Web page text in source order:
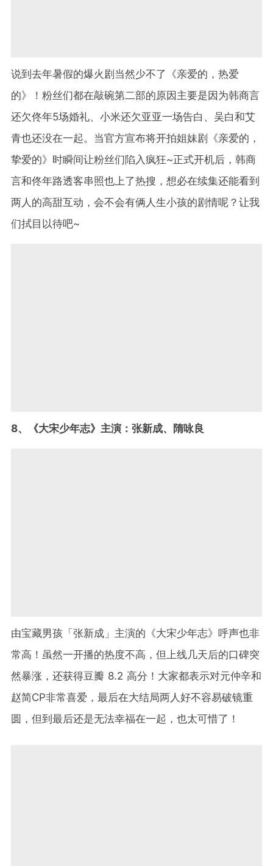
说到去年暑假的爆火剧当然少不了《亲爱的，热爱
的》！粉丝们都在敲碗第二部的原因主要是因为韩商言
还欠佟年5场婚礼、小米还欠亚亚一场告白、吴白和艾
青也还没在一起。当官方宣布将开拍姐妹剧《亲爱的，
挚爱的》时瞬间让粉丝们陷入疯狂~正式开机后，韩商
言和佟年路透客串照也上了热搜，想必在续集还能看到
两人的高甜互动，会不会有俩人生小孩的剧情呢？让我
们拭目以待吧~
8、《大宋少年志》主演：张新成、隋咏良
由宝藏男孩「张新成」主演的《大宋少年志》呼声也非
常高！虽然一开播的热度不高，但上线几天后的口碑突
然暴涨，还获得豆瓣 8.2 高分！大家都表示对元仲辛和
赵简CP非常喜爱，最后在大结局两人好不容易破镜重
圆，但到最后还是无法幸福在一起，也太可惜了！